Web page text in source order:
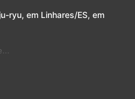
ryu, em Linhares/ES, em